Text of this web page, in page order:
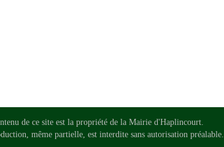
de ce site est la propriété de la Mairie d'Haplincourt.
même partielle, est interdite sans autorisation préalable.